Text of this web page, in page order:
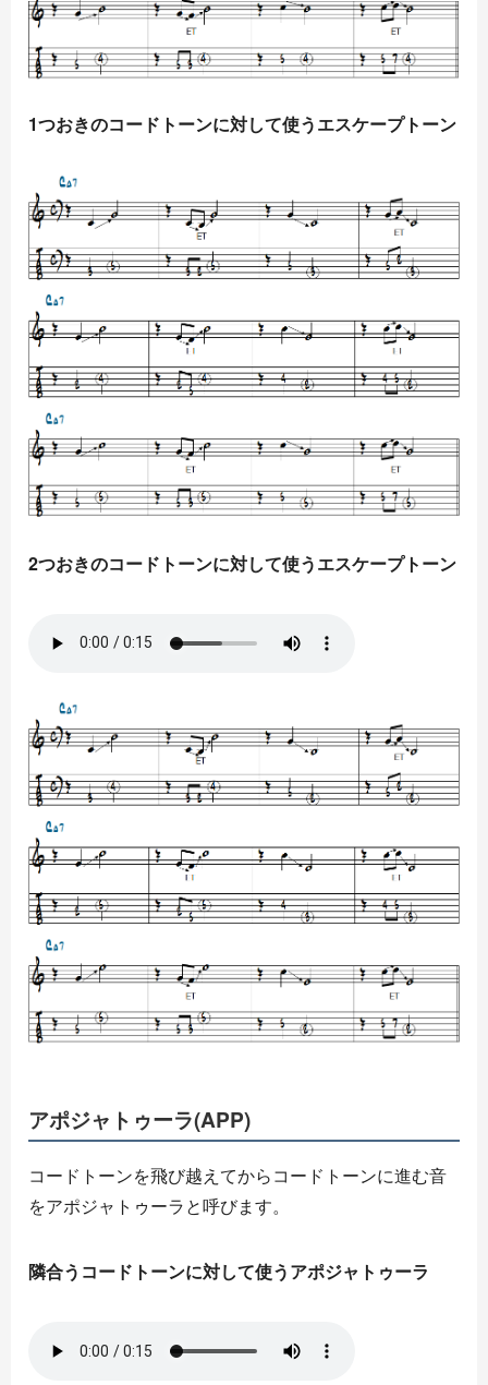
1つおきのコードトーンに対して使うエスケープトーン
2つおきのコードトーンに対して使うエスケープトーン
アポジャトゥーラ(APP)
コードトーンを飛び越えてからコードトーンに進む音
をアポジャトゥーラと呼びます。
隣合うコードトーンに対して使うアポジャトゥーラ